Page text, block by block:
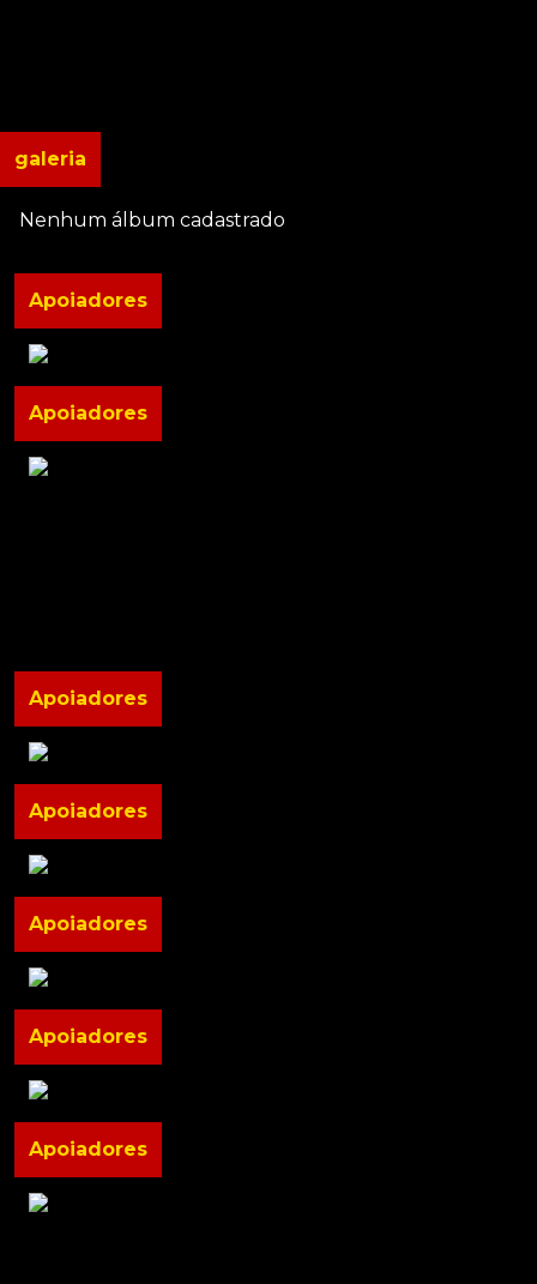
galeria
Nenhum álbum cadastrado
Apoiadores
Apoiadores
Apoiadores
Apoiadores
Apoiadores
Apoiadores
Apoiadores